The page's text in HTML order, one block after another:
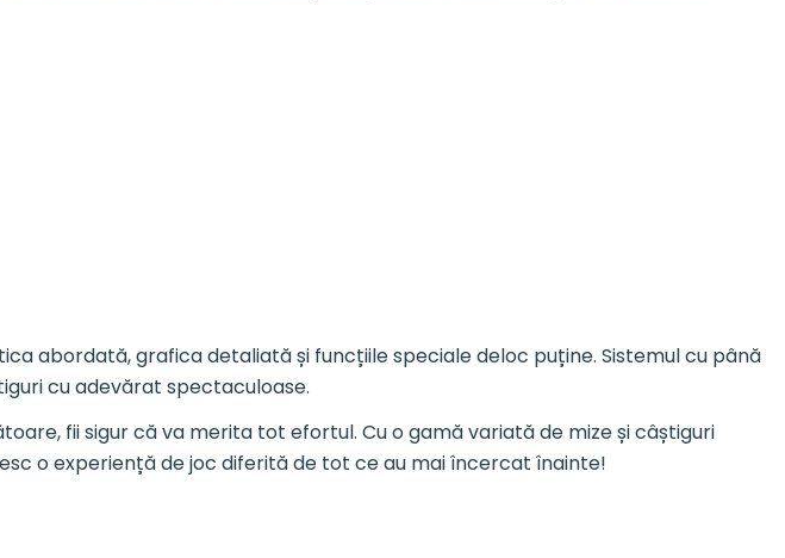
abordată, grafica detaliată și funcțiile speciale deloc puține. Sistemul cu până
cu adevărat spectaculoase.
fii sigur că va merita tot efortul. Cu o gamă variată de mize și câștiguri
o experiență de joc diferită de tot ce au mai încercat înainte!